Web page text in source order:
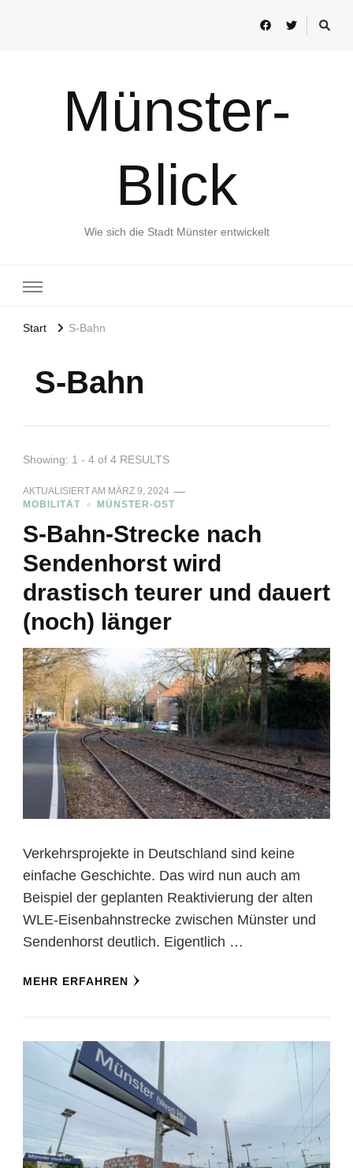
Münster-
Blick
Wie sich die Stadt Münster entwickelt
Start S-Bahn
S-Bahn
Showing: 1 - 4 of 4 RESULTS
AKTUALISIERT AM MÄRZ 9, 2024
MOBILITÄT
MÜNSTER-OST
S-Bahn-Strecke nach
Sendenhorst wird
drastisch teurer und dauert
(noch) länger
Verkehrsprojekte in Deutschland sind keine
einfache Geschichte. Das wird nun auch am
Beispiel der geplanten Reaktivierung der alten
WLE-Eisenbahnstrecke zwischen Münster und
Sendenhorst deutlich. Eigentlich …
MEHR ERFAHREN